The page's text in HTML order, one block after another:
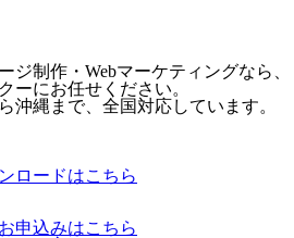
ジ制作・Webマーケティングなら、
ーにお任せください。
沖縄まで、全国対応しています。
ロードはこちら
申込みはこちら